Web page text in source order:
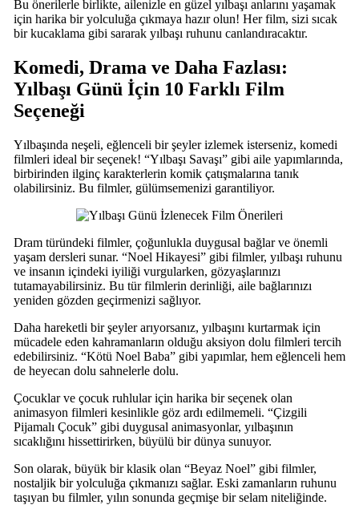
Bu önerilerle birlikte, ailenizle en güzel yılbaşı anlarını yaşamak
için harika bir yolculuğa çıkmaya hazır olun! Her film, sizi sıcak
bir kucaklama gibi sararak yılbaşı ruhunu canlandıracaktır.
Komedi, Drama ve Daha Fazlası:
Yılbaşı Günü İçin 10 Farklı Film
Seçeneği
Yılbaşında neşeli, eğlenceli bir şeyler izlemek isterseniz, komedi
filmleri ideal bir seçenek! “Yılbaşı Savaşı” gibi aile yapımlarında,
birbirinden ilginç karakterlerin komik çatışmalarına tanık
olabilirsiniz. Bu filmler, gülümsemenizi garantiliyor.
Dram türündeki filmler, çoğunlukla duygusal bağlar ve önemli
yaşam dersleri sunar. “Noel Hikayesi” gibi filmler, yılbaşı ruhunu
ve insanın içindeki iyiliği vurgularken, gözyaşlarınızı
tutamayabilirsiniz. Bu tür filmlerin derinliği, aile bağlarınızı
yeniden gözden geçirmenizi sağlıyor.
Daha hareketli bir şeyler arıyorsanız, yılbaşını kurtarmak için
mücadele eden kahramanların olduğu aksiyon dolu filmleri tercih
edebilirsiniz. “Kötü Noel Baba” gibi yapımlar, hem eğlenceli hem
de heyecan dolu sahnelerle dolu.
Çocuklar ve çocuk ruhlular için harika bir seçenek olan
animasyon filmleri kesinlikle göz ardı edilmemeli. “Çizgili
Pijamalı Çocuk” gibi duygusal animasyonlar, yılbaşının
sıcaklığını hissettirirken, büyülü bir dünya sunuyor.
Son olarak, büyük bir klasik olan “Beyaz Noel” gibi filmler,
nostaljik bir yolculuğa çıkmanızı sağlar. Eski zamanların ruhunu
taşıyan bu filmler, yılın sonunda geçmişe bir selam niteliğinde.